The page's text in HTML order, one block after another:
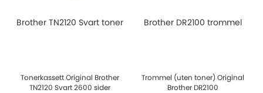
Brother TN2120 Svart toner
Tonerkassett Original Brother
TN2120 Svart 2600 sider
Brother DR2100 trommel
Trommel (uten toner) Original
Brother DR2100